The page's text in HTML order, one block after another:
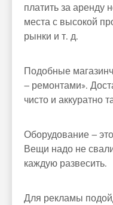
платить за аренду
места с высокой
рынки и т. д.
Подобные
– ремонтами».
чисто и аккуратно
Оборудование –
Вещи надо не
каждую развесить.
Для рекламы